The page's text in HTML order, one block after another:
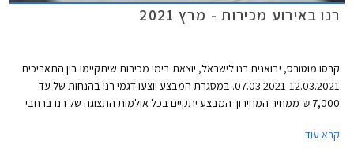
רנו באירוע מכירות - מרץ 2021
קרסו מוטורס, יבואנית רנו לישראל, יוצאת בימי מכירות שיתקיימו בין התאריכים
07.03.2021-12.03.2021. במסגרת המבצע יוצעו דגמי רנו בהנחות של עד
7,000 ₪ ממחיר המחירון. המבצע יתקיים בכל אולמות התצוגה של רנו ברחבי
קרא עוד